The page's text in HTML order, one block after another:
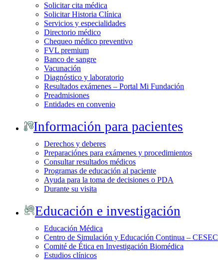
Solicitar cita médica
Solicitar Historia Clínica
Servicios y especialidades
Directorio médico
Chequeo médico preventivo
FVL premium
Banco de sangre
Vacunación
Diagnóstico y laboratorio
Resultados exámenes – Portal Mi Fundación
Preadmisiones
Entidades en convenio
Información para pacientes
Derechos y deberes
Preparaciónes para exámenes y procedimientos
Consultar resultados médicos
Programas de educación al paciente
Ayuda para la toma de decisiones o PDA
Durante su visita
Educación e investigación
Educación Médica
Centro de Simulación y Educación Continua – CESEC
Comité de Ética en Investigación Biomédica
Estudios clínicos